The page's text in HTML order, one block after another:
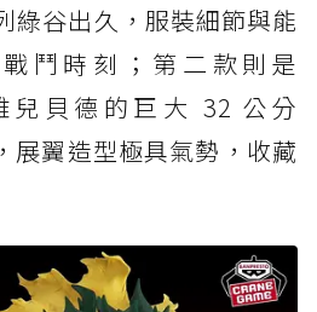
綠谷出久，服裝細節與能
鬥時刻；第二款則是
兒貝德的巨大 32 公分
展翼造型極具氣勢，收藏